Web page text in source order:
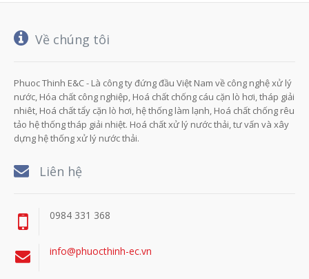
Về chúng tôi
Phuoc Thinh E&C - Là công ty đứng đầu Việt Nam về công nghệ xử lý
nước, Hóa chất công nghiệp, Hoá chất chống cáu cặn lò hơi, tháp giải
nhiêt, Hoá chất tẩy cặn lò hơi, hệ thống làm lạnh, Hoá chất chống rêu
tảo hệ thống tháp giải nhiệt. Hoá chất xử lý nước thải, tư vấn và xây
dựng hệ thống xử lý nước thải.
Liên hệ
0984 331 368
info@phuocthinh-ec.vn